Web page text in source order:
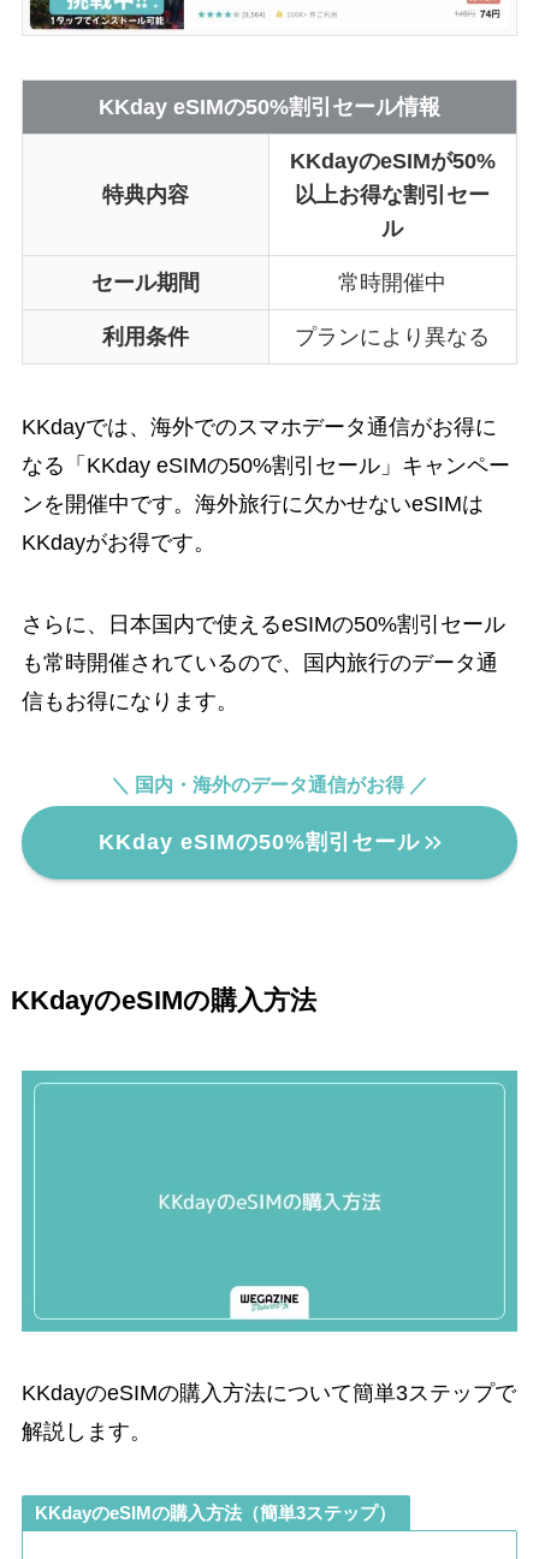
KKday eSIMの50%割引セール情報
特典内容
KKdayのeSIMが50%
以上お得な割引セー
ル
セール期間 常時開催中
利用条件 プランにより異なる
KKdayでは、海外でのスマホデータ通信がお得に
なる「KKday eSIMの50%割引セール」キャンペー
ンを開催中です。海外旅行に欠かせないeSIMは
KKdayがお得です。
さらに、日本国内で使えるeSIMの50%割引セール
も常時開催されているので、国内旅行のデータ通
信もお得になります。
＼ 国内・海外のデータ通信がお得 ／
KKday eSIMの50%割引セール
KKdayのeSIMの購入方法
KKdayのeSIMの購入方法について簡単3ステップで
解説します。
KKdayのeSIMの購入方法（簡単3ステップ）